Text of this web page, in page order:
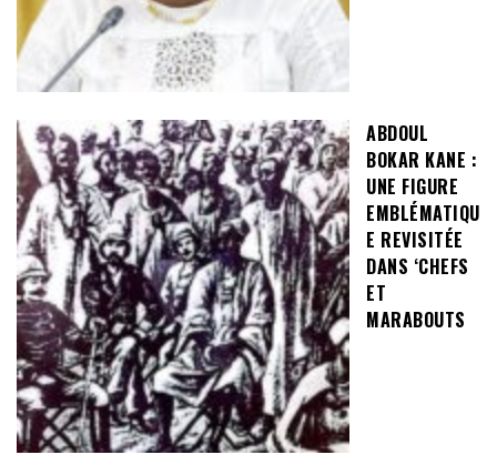
ABDOUL
BOKAR KANE :
UNE FIGURE
EMBLÉMATIQU
E REVISITÉE
DANS ‘CHEFS
ET
MARABOUTS